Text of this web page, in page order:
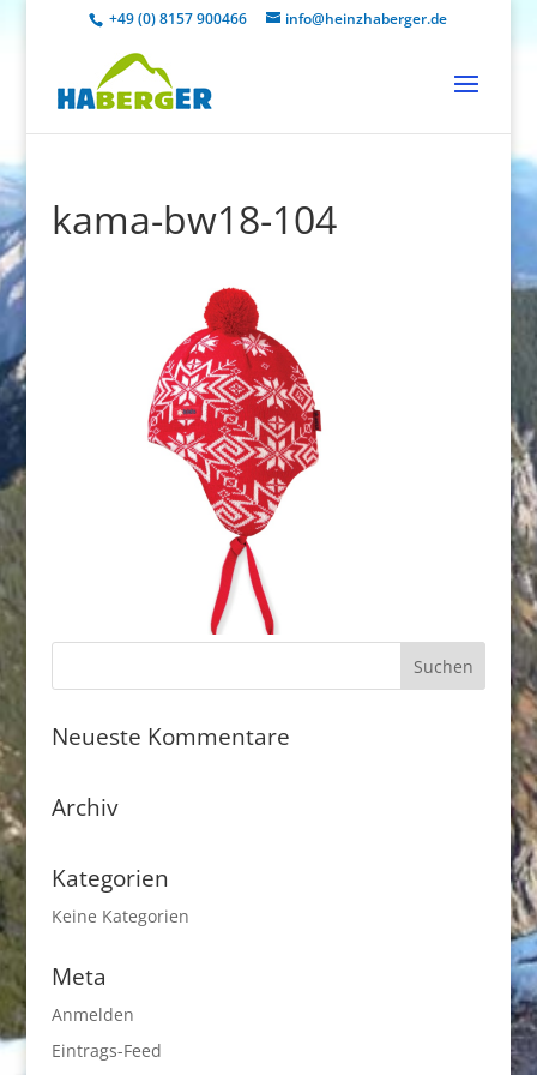
+49 (0) 8157 900466 info@heinzhaberger.de
kama-bw18-104
Neueste Kommentare
Archiv
Kategorien
Keine Kategorien
Meta
Anmelden
Eintrags-Feed